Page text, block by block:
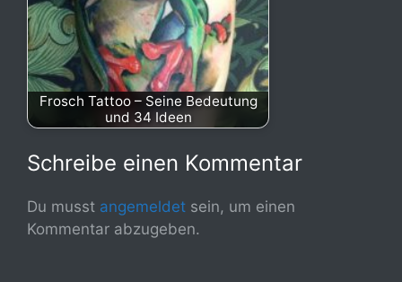
Frosch Tattoo – Seine Bedeutung
und 34 Ideen
Schreibe einen Kommentar
Du musst angemeldet sein, um einen
Kommentar abzugeben.